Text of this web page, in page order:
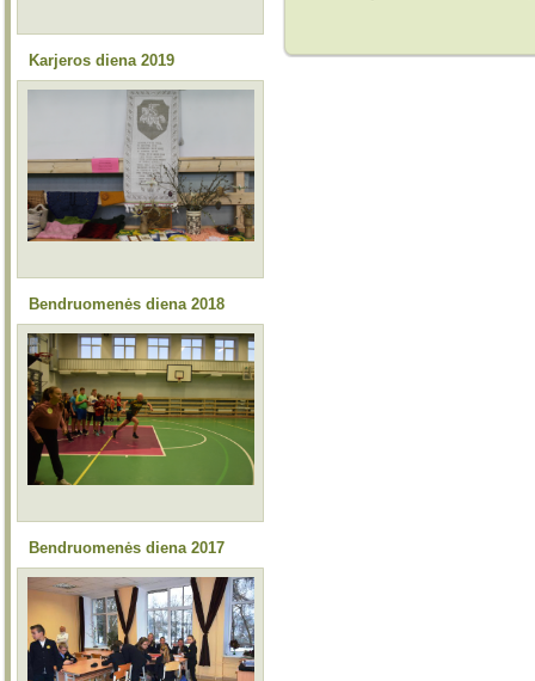
Karjeros diena 2019
Bendruomenės diena 2018
Bendruomenės diena 2017